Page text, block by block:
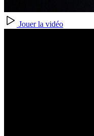
Jouer la vidéo